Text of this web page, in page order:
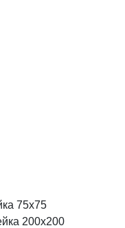
75х75
200х200